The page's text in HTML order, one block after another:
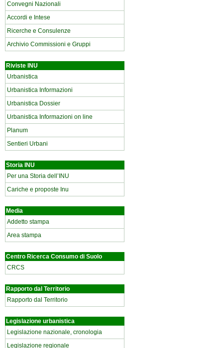
Convegni Nazionali
Accordi e Intese
Ricerche e Consulenze
Archivio Commissioni e Gruppi
Riviste INU
Urbanistica
Urbanistica Informazioni
Urbanistica Dossier
Urbanistica Informazioni on line
Planum
Sentieri Urbani
Storia INU
Per una Storia dell’INU
Cariche e proposte Inu
Media
Addetto stampa
Area stampa
Centro Ricerca Consumo di Suolo
CRCS
Rapporto dal Territorio
Rapporto dal Territorio
Legislazione urbanistica
Legislazione nazionale, cronologia
Legislazione regionale